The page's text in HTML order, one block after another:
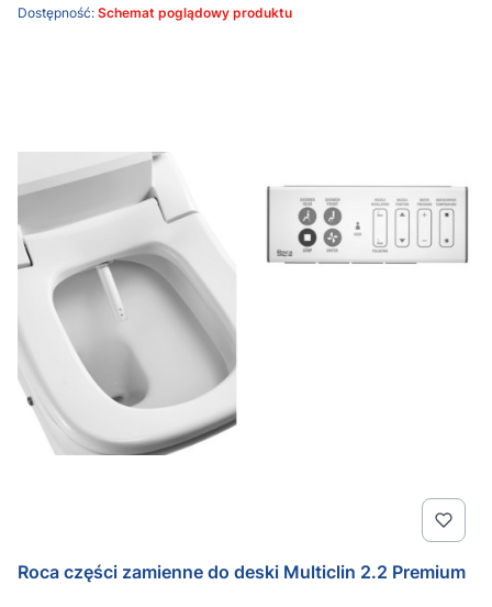
Dostępność: Schemat poglądowy produktu
Roca części zamienne do deski Multiclin 2.2 Premium